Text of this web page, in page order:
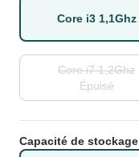
Core i3 1,1Ghz
Core i7 1,2Ghz
Épuisé
Capacité de stockage